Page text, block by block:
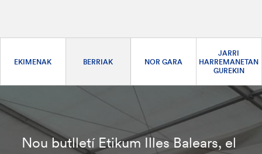
EKIMENAK BERRIAK NOR GARA
JARRI
HARREMANETAN
GUREKIN
Nou butlletí Etikum Illes Balears, el